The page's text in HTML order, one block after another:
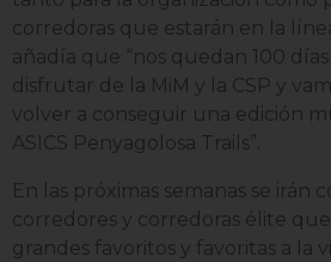
corredoras que estarán en la
añadía que “nos quedan 100
disfrutar de la MiM y la CSP y
volver a conseguir una edición
ASICS Penyagolosa Trails”.
En las próximas semanas se irán
corredores y corredoras élite
grandes favoritos y favoritas a la